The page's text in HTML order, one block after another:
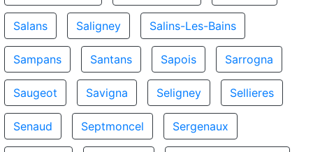
Salans Saligney Salins-Les-Bains
Sampans Santans Sapois Sarrogna
Saugeot Savigna Seligney Sellieres
Senaud Septmoncel Sergenaux